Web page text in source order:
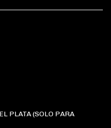
PLATA (SOLO PARA